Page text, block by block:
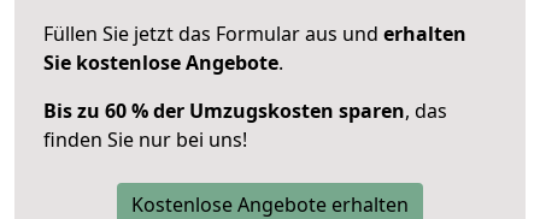
Füllen Sie jetzt das Formular aus und erhalten
Sie kostenlose Angebote.
Bis zu 60 % der Umzugskosten sparen, das
finden Sie nur bei uns!
Kostenlose Angebote erhalten